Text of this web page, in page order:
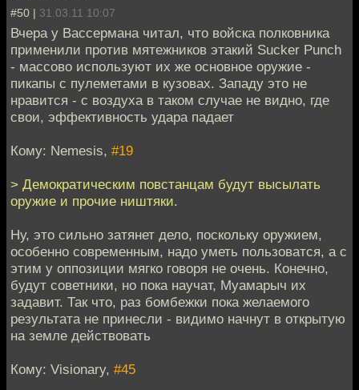
#50 | 31.03.11 10:07
Вчера у Вассермана читал, что войска полковника
применили против мятежников этакий Sucker Punch
- массово используют их же основное оружие -
пикапы с пулеметами в кузовах. Западу это не
нравится - с воздуха в таком случае не видно, где
свои, эффективность удара падает
Кому: Nemesis, #19
> Демократическим повстанцам будут высылать
оружие и прочие ништяки.
Ну, это сильно затянет дело, поскольку оружием,
особенно современным, надо уметь пользоватся, а с
этим у оппозиции мягко говоря не очень. Конечно,
будут советники, но пока научат, Муамарыч их
задавит. Так что, раз бомбежки пока желаемого
результата не принесли - видимо начнут в открытую
на земле действовать
Кому: Visionary, #45